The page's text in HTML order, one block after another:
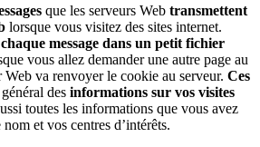
que les serveurs Web transmettent
lorsque vous visitez des sites internet.
message dans un petit fichier
vous allez demander une autre page au
va renvoyer le cookie au serveur. Ces
des informations sur vos visites
toutes les informations que vous avez
et vos centres d’intérêts.